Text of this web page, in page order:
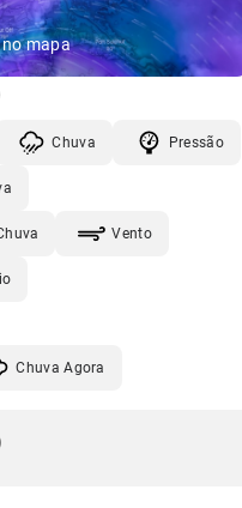
mapa
Chuva Pressão
Vento
Chuva Agora